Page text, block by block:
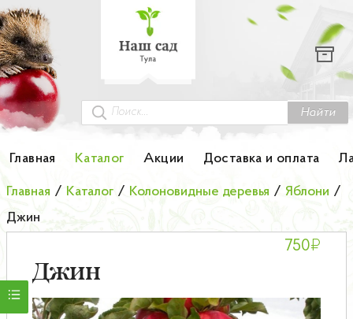
Найти
Главная Каталог Акции Доставка и оплата
Каталог
Гортензии
Грунты
Колоновидные деревья
Лук-севок
Малина
Мини-деревья
Главная / Каталог / Колоновидные деревья / Яблони /
Джин
Джин
750₽